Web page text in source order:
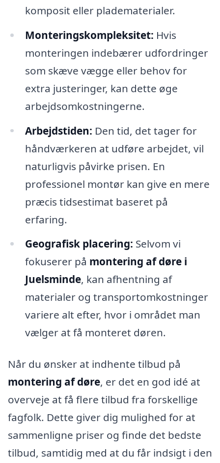
komposit eller pladematerialer.
Monteringskompleksitet: Hvis
monteringen indebærer udfordringer
som skæve vægge eller behov for
extra justeringer, kan dette øge
arbejdsomkostningerne.
Arbejdstiden: Den tid, det tager for
håndværkeren at udføre arbejdet, vil
naturligvis påvirke prisen. En
professionel montør kan give en mere
præcis tidsestimat baseret på
erfaring.
Geografisk placering: Selvom vi
fokuserer på montering af døre i
Juelsminde, kan afhentning af
materialer og transportomkostninger
variere alt efter, hvor i området man
vælger at få monteret døren.
Når du ønsker at indhente tilbud på
montering af døre, er det en god idé at
overveje at få flere tilbud fra forskellige
fagfolk. Dette giver dig mulighed for at
sammenligne priser og finde det bedste
tilbud, samtidig med at du får indsigt i den